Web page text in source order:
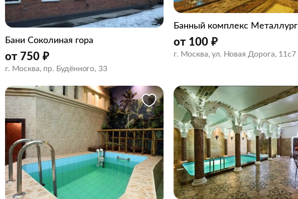
Бани Соколиная гора
от 750 ₽
г. Москва, пр. Будённого, 33
Банный комплекс Металлург
от 100 ₽
г. Москва, ул. Новая Дорога, 11с7